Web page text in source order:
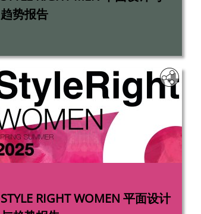
趋势报告
STYLE RIGHT WOMEN 平面设计